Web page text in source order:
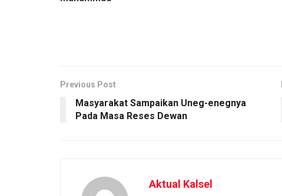
Previous Post
Masyarakat Sampaikan Uneg-enegnya
Pada Masa Reses Dewan
Aktual Kalsel